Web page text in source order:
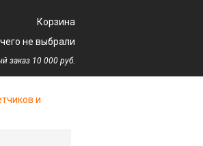
Корзина
не выбрали
заказ 10 000 руб.
и